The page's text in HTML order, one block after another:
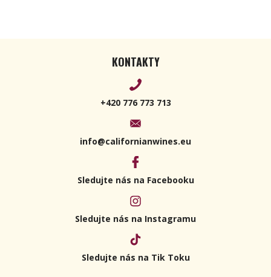
KONTAKTY
+420 776 773 713
info@californianwines.eu
Sledujte nás na Facebooku
Sledujte nás na Instagramu
Sledujte nás na Tik Toku